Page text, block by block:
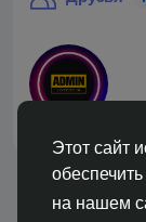
Этот сайт
на нашем
liveadmin
© 2026 Live City In